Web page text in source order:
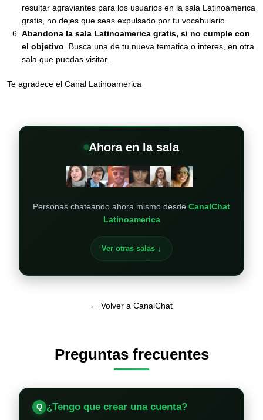
resultar agraviantes para los usuarios en la sala Latinoamerica
gratis, no dejes que seas expulsado por tu vocabulario.
Abandona la sala Latinoamerica gratis, si no cumple con
el objetivo . Busca una de tu nueva tematica o interes, en otra
sala que puedas visitar.
Te agradece el Canal Latinoamerica
Ahora en la sala
Personas chateando ahora mismo desde CanalChat
Latinoamerica
Ver otras salas ↓
← Volver a CanalChat
Preguntas frecuentes
¿Tengo que crear una cuenta?